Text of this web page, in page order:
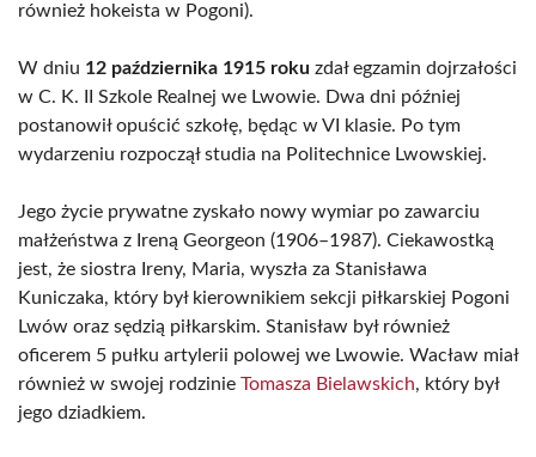
również hokeista w Pogoni).
W dniu 12 października 1915 roku zdał egzamin dojrzałości
w C. K. II Szkole Realnej we Lwowie. Dwa dni później
postanowił opuścić szkołę, będąc w VI klasie. Po tym
wydarzeniu rozpoczął studia na Politechnice Lwowskiej.
Jego życie prywatne zyskało nowy wymiar po zawarciu
małżeństwa z Ireną Georgeon (1906–1987). Ciekawostką
jest, że siostra Ireny, Maria, wyszła za Stanisława
Kuniczaka, który był kierownikiem sekcji piłkarskiej Pogoni
Lwów oraz sędzią piłkarskim. Stanisław był również
oficerem 5 pułku artylerii polowej we Lwowie. Wacław miał
również w swojej rodzinie Tomasza Bielawskich, który był
jego dziadkiem.